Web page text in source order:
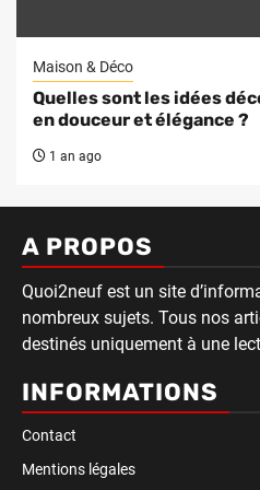
Maison & Déco
Quelles sont les idées
en douceur et élégance ?
1 an ago
A PROPOS
Quoi2neuf est un site
nombreux sujets. Tous nos
destinés uniquement à une
INFORMATIONS
Contact
Mentions légales